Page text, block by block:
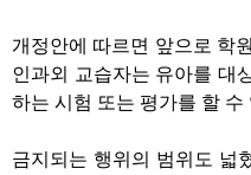
개정안에 따르면 앞으로 학
인과외 교습자는 유아를 대
하는 시험 또는 평가를 할 수
금지되는 행위의 범위도 넓